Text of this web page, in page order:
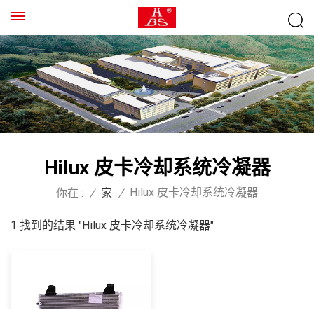
Hilux 皮卡冷却系统冷凝器
你在 : / 家 / Hilux 皮卡冷却系统冷凝器
1 找到的结果 "Hilux 皮卡冷却系统冷凝器"